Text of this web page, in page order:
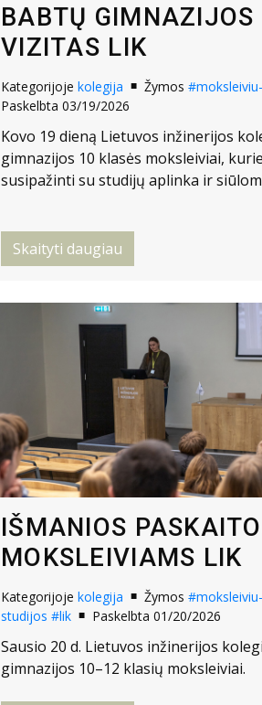
BABTŲ GIMNAZIJOS
VIZITAS LIK
Kategorijoje kolegija Žymos
Paskelbta 03/19/2026
Kovo 19 dieną Lietuvos inžinerijos
gimnazijos 10 klasės moksleiviai,
susipažinti su studijų aplinka ir
Skaityti daugiau
IŠMANIOS
MOKSLEIVIAMS LIK
Kategorijoje kolegija Žymos
studijos #lik Paskelbta 01/20/2026
Sausio 20 d. Lietuvos inžinerijos
gimnazijos 10–12 klasių moksleiviai.